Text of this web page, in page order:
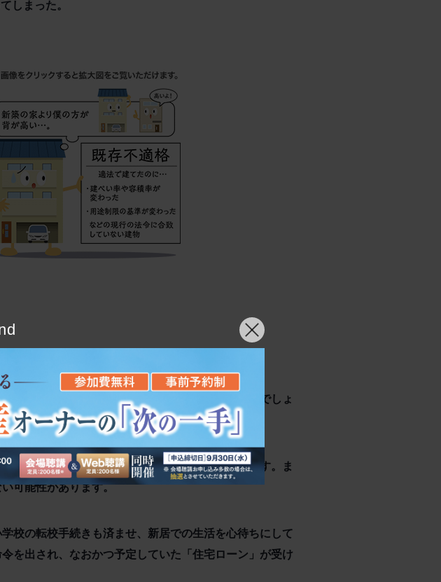
しまった。
と思いますが、そのことがどんな影響を及ぼすのでしょ
築中や入居前の段階ではその可能性が高くなります。ま
可能性があります。
校の転校手続きも済ませ、新居での生活を心待ちにして
を出され、なおかつ予定していた「住宅ローン」が受け